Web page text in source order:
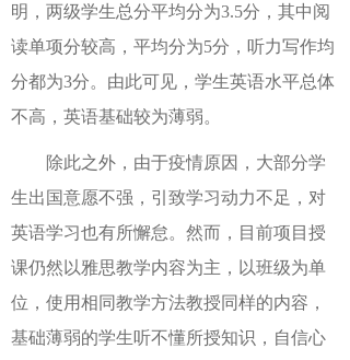
明，两级学生总分平均分为3.5分，其中阅
读单项分较高，平均分为5分，听力写作均
分都为3分。由此可见，学生英语水平总体
不高，英语基础较为薄弱。
除此之外，由于疫情原因，大部分学
生出国意愿不强，引致学习动力不足，对
英语学习也有所懈怠。然而，目前项目授
课仍然以雅思教学内容为主，以班级为单
位，使用相同教学方法教授同样的内容，
基础薄弱的学生听不懂所授知识，自信心